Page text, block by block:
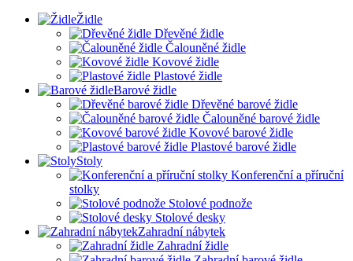
Židle
Dřevěné židle
Čalouněné židle
Kovové židle
Plastové židle
Barové židle
Dřevěné barové židle
Čalouněné barové židle
Kovové barové židle
Plastové barové židle
Stoly
Konferenční a příruční
stolky
Stolové podnože
Stolové desky
Zahradní nábytek
Zahradní židle